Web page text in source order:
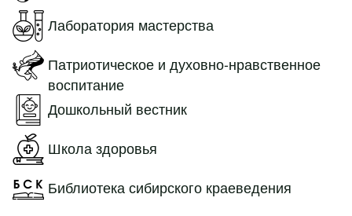
Лаборатория мастерства
Патриотическое и духовно-нравственное
воспитание
Дошкольный вестник
Школа здоровья
Библиотека сибирского краеведения